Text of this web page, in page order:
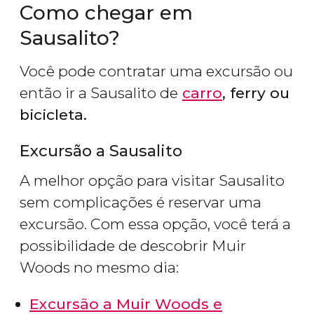
Como chegar em
Sausalito?
Você pode contratar uma excursão ou
então ir a Sausalito de carro, ferry ou
bicicleta.
Excursão a Sausalito
A melhor opção para visitar Sausalito
sem complicações é reservar uma
excursão. Com essa opção, você terá a
possibilidade de descobrir Muir
Woods no mesmo dia:
Excursão a Muir Woods e